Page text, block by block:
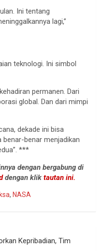
Ini tentang
lagi,”
teknologi. Ini simbol
permanen. Dari
global. Dan dari mimpi
dekade ini bisa
benar-benar menjadikan
***
dengan bergabung di
dengan klik tautan ini.
, NASA
Kepribadian, Tim